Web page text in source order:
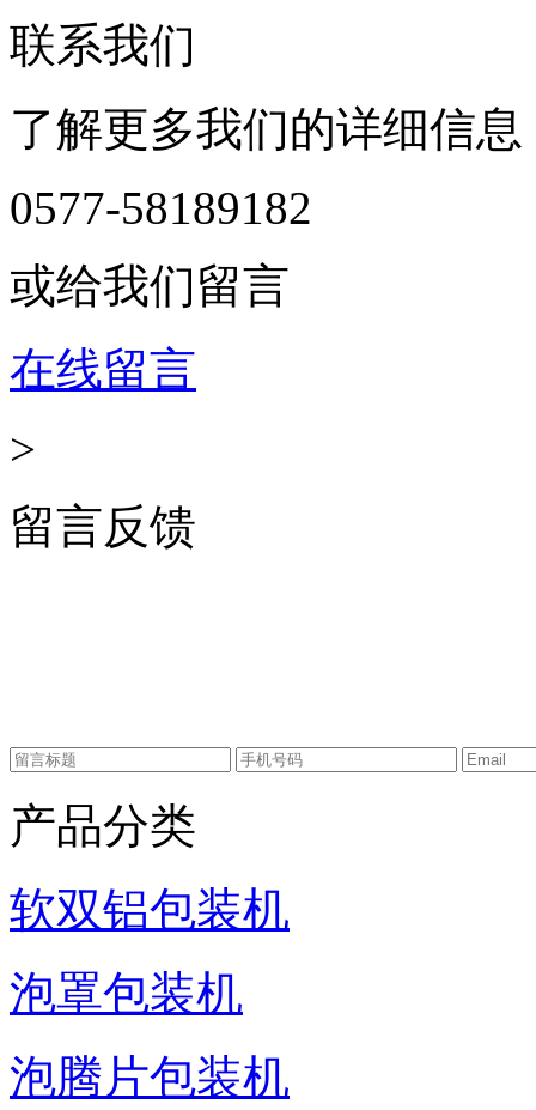
联系我们
了解更多我们的详细信
0577-58189182
或给我们留言
在线留言
>
留言反馈
产品分类
软双铝包装机
泡罩包装机
泡腾片包装机